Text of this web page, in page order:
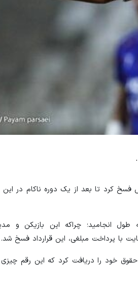
فسخ کرد تا بعد از یک دوره ناکام در
انجامید؛ چراکه این بازیکن و
‌با پرداخت مبلغی، این قرارداد فسخ شد.